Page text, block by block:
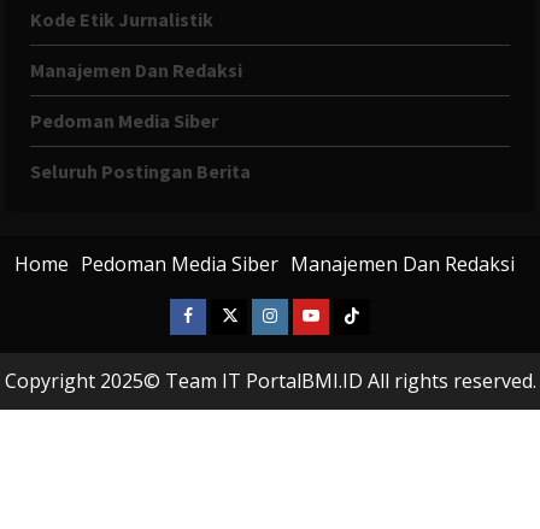
Kode Etik Jurnalistik
Manajemen Dan Redaksi
Pedoman Media Siber
Seluruh Postingan Berita
Home Pedoman Media Siber Manajemen Dan Redaksi
Facebook
X
Instagram
YoutubeTiktok
Copyright 2025© Team IT PortalBMI.ID All rights reserved.